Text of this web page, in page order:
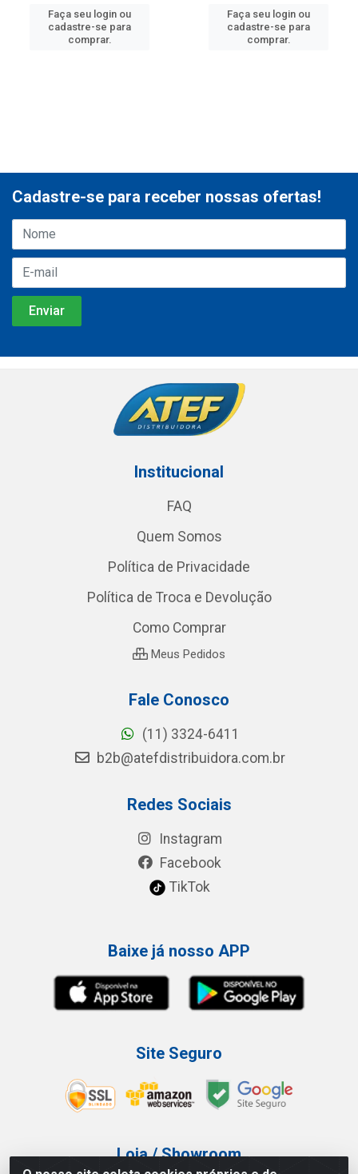
Faça seu login ou
cadastre-se para
comprar.
Faça seu login ou
cadastre-se para
comprar.
Cadastre-se para receber nossas ofertas!
Institucional
FAQ
Quem Somos
Política de Privacidade
Política de Troca e Devolução
Como Comprar
Meus Pedidos
Fale Conosco
(11) 3324-6411
b2b@atefdistribuidora.com.br
Redes Sociais
Instagram
Facebook
TikTok
Baixe já nosso APP
Site Seguro
Loja / Showroom